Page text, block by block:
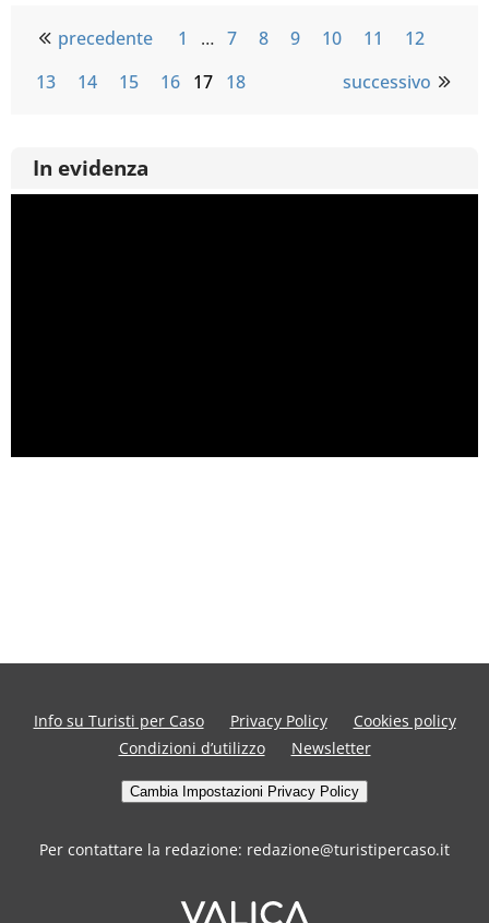
precedente 1 … 7 8 9 10 11
12
13
14 15 16 17 18 successivo
In evidenza
Info su Turisti per Caso Privacy Policy
Cookies policy
Condizioni d’utilizzo
Newsletter
Cambia Impostazioni Privacy Policy
Per contattare la redazione: redazione@turistipercaso.it